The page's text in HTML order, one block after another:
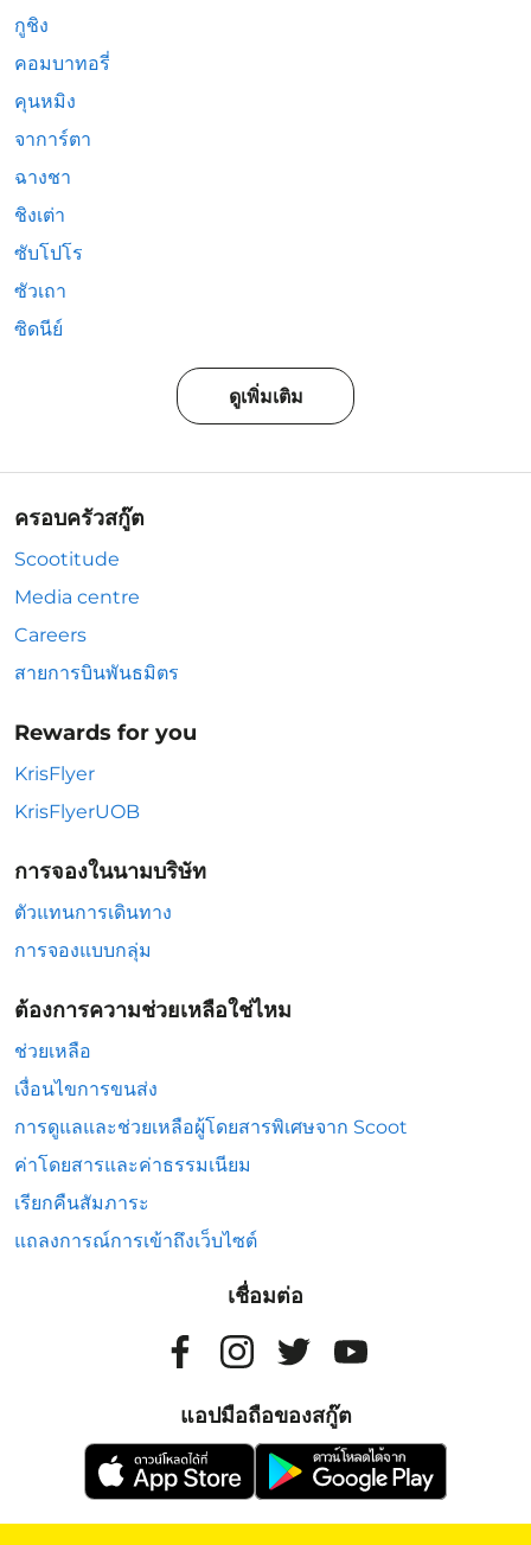
กูชิง
คอมบาทอรี่
คุนหมิง
จาการ์ตา
ฉางชา
ชิงเต่า
ซับโปโร
ซัวเถา
ซิดนีย์
ดูเพิ่มเติม
ครอบครัวสกู๊ต
Scootitude
Media centre
Careers
สายการบินพันธมิตร
Rewards for you
KrisFlyer
KrisFlyerUOB
การจองในนามบริษัท
ตัวแทนการเดินทาง
การจองแบบกลุ่ม
ต้องการความช่วยเหลือใช่ไหม
ช่วยเหลือ
เงื่อนไขการขนส่ง
การดูแลและช่วยเหลือผู้โดยสารพิเศษจาก Scoot
ค่าโดยสารและค่าธรรมเนียม
เรียกคืนสัมภาระ
แถลงการณ์การเข้าถึงเว็บไซต์
เชื่อมต่อ
แอปมือถือของสกู๊ต